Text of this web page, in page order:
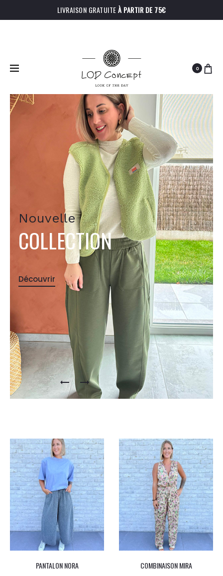
LIVRAISON GRATUITEÀ PARTIR DE 75€
0
Nouvelle
COLLECTION
Découvrir
PANTALON NORA COMBINAISON MIRA